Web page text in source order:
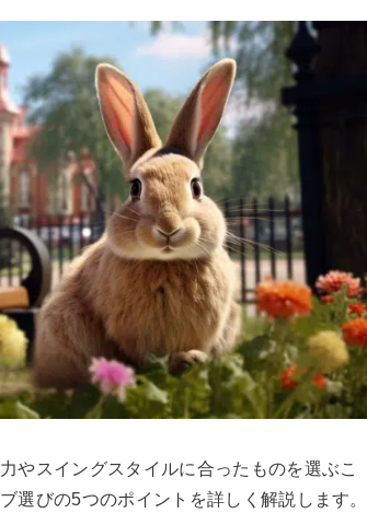
やスイングスタイルに合ったものを選ぶこ
選びの5つのポイントを詳しく解説します。